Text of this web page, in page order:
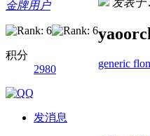
金牌用户
积分
2980
发消息
发表于
generic